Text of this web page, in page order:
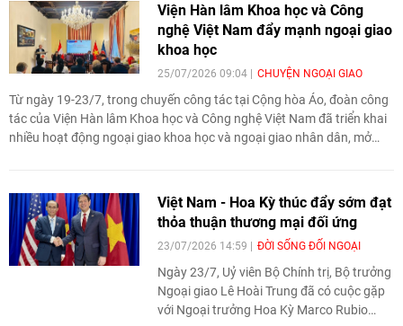
Viện Hàn lâm Khoa học và Công
nghệ Việt Nam đẩy mạnh ngoại giao
khoa học
25/07/2026 09:04 CHUYỆN NGOẠI GIAO
Từ ngày 19-23/7, trong chuyến công tác tại Cộng hòa Áo, đoàn công
tác của Viện Hàn lâm Khoa học và Công nghệ Việt Nam đã triển khai
nhiều hoạt động ngoại giao khoa học và ngoại giao nhân dân, mở
Việt Nam - Hoa Kỳ thúc đẩy sớm đạt
thỏa thuận thương mại đối ứng
23/07/2026 14:59 ĐỜI SỐNG ĐỐI NGOẠI
Ngày 23/7, Uỷ viên Bộ Chính trị, Bộ trưởng
Ngoại giao Lê Hoài Trung đã có cuộc gặp
với Ngoại trưởng Hoa Kỳ Marco Rubio